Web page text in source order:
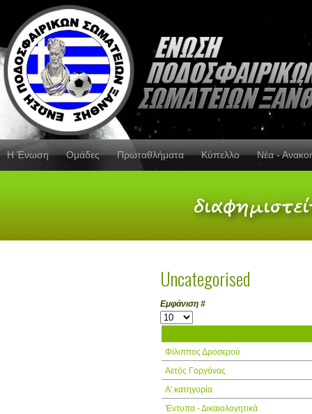
Η Ένωση Ομάδες Πρωταθλήματα Κύπελλο Νέα -
Uncategorised
Εμφάνιση #
Φίλιππος Δροσερού
Αετός Γοργόνας
Α' κατηγορία
'Εντυπα - Δικαιολογητικά